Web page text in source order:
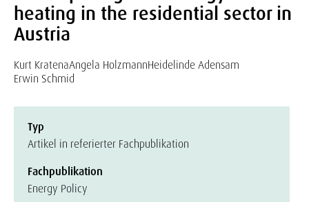
heating in the residential sector in
Austria
Kurt KratenaAngela HolzmannHeidelinde Adensam
Erwin Schmid
Typ
Artikel in referierter Fachpublikation
Fachpublikation
Energy Policy